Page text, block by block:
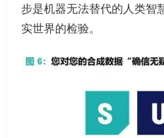
步是机器无法替代的人类智
实世界的检验。